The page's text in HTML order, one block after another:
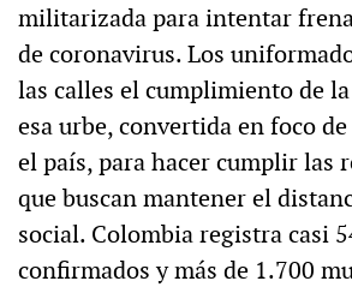
militarizada para intentar
de coronavirus. Los
las calles el cumplimiento de
esa urbe, convertida en foco
el país, para hacer cumplir las
que buscan mantener el
social. Colombia registra casi
confirmados y más de 1.700